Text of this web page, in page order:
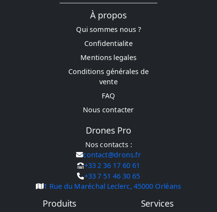
Produits Services
À propos
Qui sommes nous ?
Confidentialite
Mentions legales
Conditions générales de
vente
FAQ
Nous contacter
Drones Pro
Nos contacts :
contact@drons.fr
+33 2 36 17 60 61
+33 7 51 46 30 65
1 Rue du Maréchal Leclerc, 45000 Orléans